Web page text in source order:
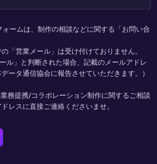
ォームは、制作の相談などに関する「お問い合
の「営業メール」は受け付けておりません。
ル」と判断された場合、記載のメールアドレ
データ通信協会に報告させていただきます。）
務提携/コラボレーション制作に関するご相談
レスに直接ご連絡くださいませ。